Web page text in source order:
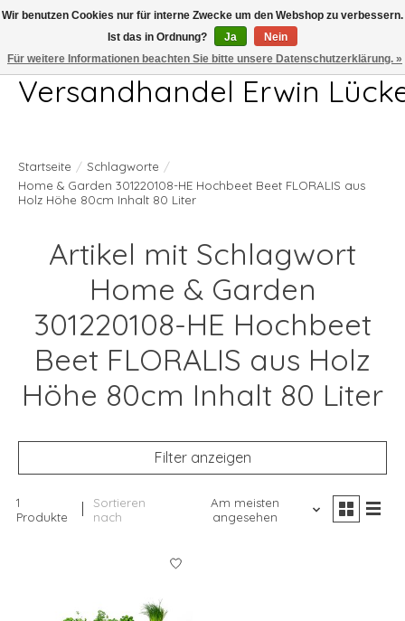
Telefon 04407 715872 MO-DO 7.00-17.00Uhr FR 7.00-13.00Uhr
Versandhandel Erwin
Startseite / Schlagworte /
Home & Garden 301220108-HE Hochbeet Beet FLORALIS aus
Holz Höhe 80cm Inhalt 80 Liter
Artikel mit Schlagwort
Home & Garden
301220108-HE Hochbeet
Beet FLORALIS aus Holz
Höhe 80cm Inhalt 80 Liter
Filter anzeigen
1
Produkte
Sortieren
nach
Am meisten
angesehen
Wir benutzen Cookies nur für interne Zwecke um den Webshop zu verbessern.
Ist das in Ordnung?
Ja
Nein
Für weitere Informationen beachten Sie bitte unsere Datenschutzerklärung. »